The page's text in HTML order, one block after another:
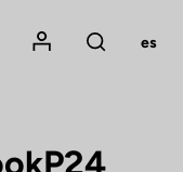
Mon compte
Rechercher
es